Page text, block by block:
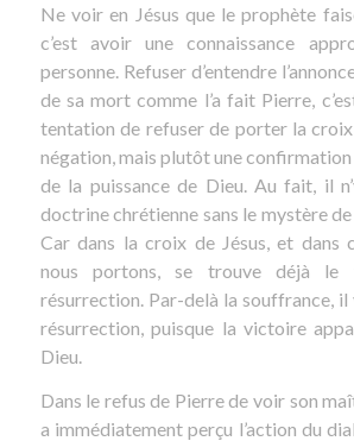
Ne voir en Jésus que le prophète
c’est avoir une connaissance
personne. Refuser d’entendre
de sa mort comme l’a fait Pierre,
tentation de refuser de porter la croix
négation, mais plutôt une
de la puissance de Dieu. Au fait, il
doctrine chrétienne sans le mystère
Car dans la croix de Jésus, et dans
nous portons, se trouve déjà le
résurrection. Par-delà la souffrance, il
résurrection, puisque la victoire
Dieu.
Dans le refus de Pierre de voir son
a immédiatement perçu l’action du